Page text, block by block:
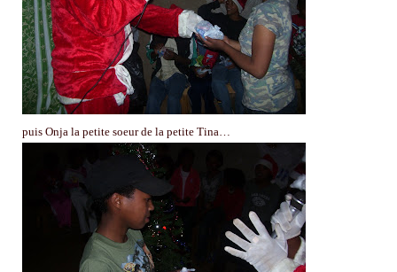
puis Onja la petite soeur de la petite Tina…